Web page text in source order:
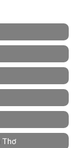
Thơ